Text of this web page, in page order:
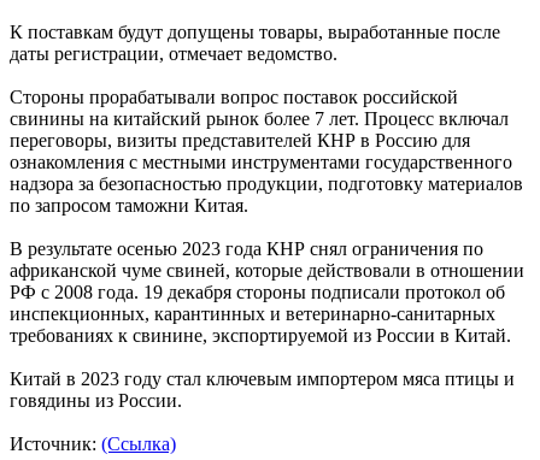
К поставкам будут допущены товары, выработанные после
даты регистрации, отмечает ведомство.
Стороны прорабатывали вопрос поставок российской
свинины на китайский рынок более 7 лет. Процесс включал
переговоры, визиты представителей КНР в Россию для
ознакомления с местными инструментами государственного
надзора за безопасностью продукции, подготовку материалов
по запросом таможни Китая.
В результате осенью 2023 года КНР снял ограничения по
африканской чуме свиней, которые действовали в отношении
РФ с 2008 года. 19 декабря стороны подписали протокол об
инспекционных, карантинных и ветеринарно-санитарных
требованиях к свинине, экспортируемой из России в Китай.
Китай в 2023 году стал ключевым импортером мяса птицы и
говядины из России.
Источник: (Ссылка)